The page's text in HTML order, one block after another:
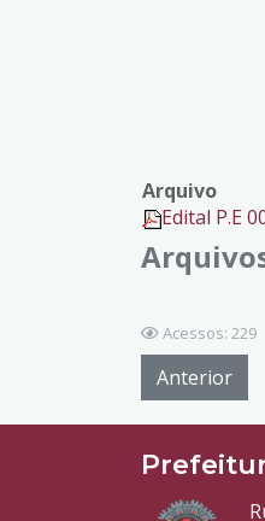
Arquivo
Edital P.E
Acessos: 229
Anterior